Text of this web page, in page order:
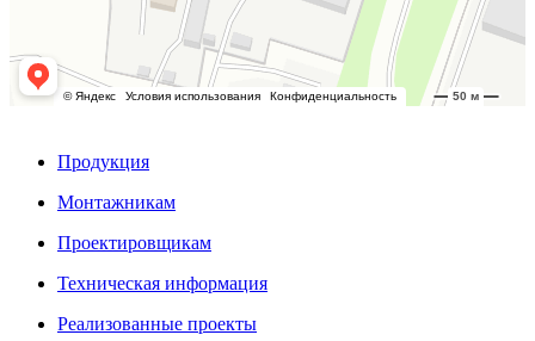
Продукция
Монтажникам
Проектировщикам
Техническая информация
Реализованные проекты